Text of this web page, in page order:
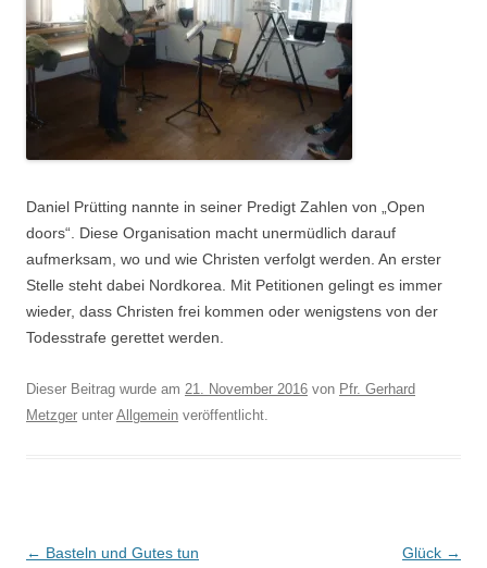
Daniel Prütting nannte in seiner Predigt Zahlen von „Open
doors“. Diese Organisation macht unermüdlich darauf
aufmerksam, wo und wie Christen verfolgt werden. An erster
Stelle steht dabei Nordkorea. Mit Petitionen gelingt es immer
wieder, dass Christen frei kommen oder wenigstens von der
Todesstrafe gerettet werden.
Dieser Beitrag wurde am 21. November 2016 von Pfr. Gerhard
Metzger unter Allgemein veröffentlicht.
Beitragsnavigation
← Basteln und Gutes tun Glück →